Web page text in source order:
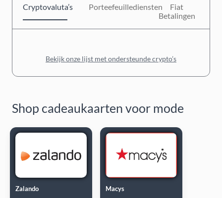
Cryptovaluta’s Porteefeuillediensten
Fiat
Betalingen
Bekijk onze lijst met ondersteunde crypto’s
Shop cadeaukaarten voor mode
Zalando Macys